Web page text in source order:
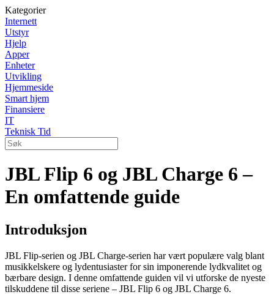
Kategorier
Internett
Utstyr
Hjelp
Apper
Enheter
Utvikling
Hjemmeside
Smart hjem
Finansiere
IT
Teknisk Tid
JBL Flip 6 og JBL Charge 6 –
En omfattende guide
Introduksjon
JBL Flip-serien og JBL Charge-serien har vært populære valg blant
musikkelskere og lydentusiaster for sin imponerende lydkvalitet og
bærbare design. I denne omfattende guiden vil vi utforske de nyeste
tilskuddene til disse seriene – JBL Flip 6 og JBL Charge 6.